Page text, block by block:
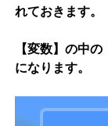
れておきます。
【変数】の中
になります。